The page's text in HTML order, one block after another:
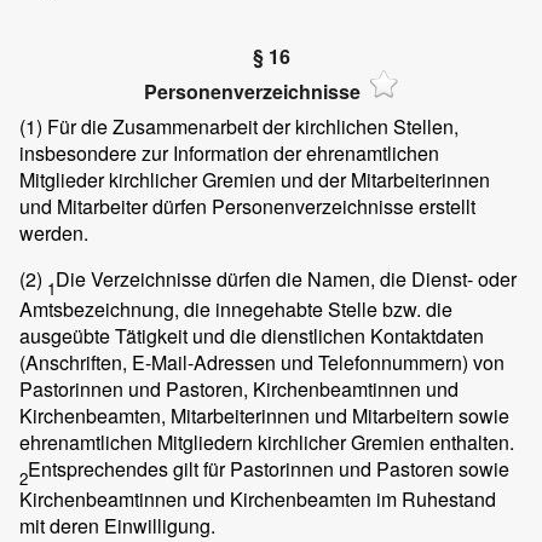
§ 16
Personenverzeichnisse
(1) Für die Zusammenarbeit der kirchlichen Stellen,
insbesondere zur Information der ehrenamtlichen
Mitglieder kirchlicher Gremien und der Mitarbeiterinnen
und Mitarbeiter dürfen Personenverzeichnisse erstellt
werden.
(2) 1Die Verzeichnisse dürfen die Namen, die Dienst- oder
Amtsbezeichnung, die innegehabte Stelle bzw. die
ausgeübte Tätigkeit und die dienstlichen Kontaktdaten
(Anschriften, E-Mail-Adressen und Telefonnummern) von
Pastorinnen und Pastoren, Kirchenbeamtinnen und
Kirchenbeamten, Mitarbeiterinnen und Mitarbeitern sowie
ehrenamtlichen Mitgliedern kirchlicher Gremien enthalten.
2Entsprechendes gilt für Pastorinnen und Pastoren sowie
Kirchenbeamtinnen und Kirchenbeamten im Ruhestand
mit deren Einwilligung.